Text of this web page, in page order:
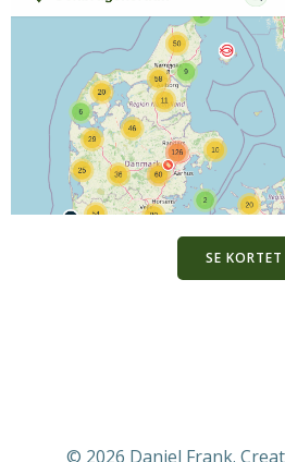
SE KORTET
© 2026 Daniel Frank.